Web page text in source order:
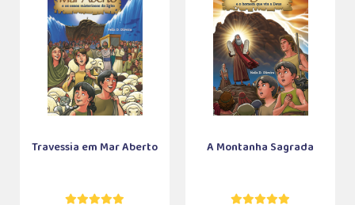
Travessia em Mar Aberto A Montanha Sagrada